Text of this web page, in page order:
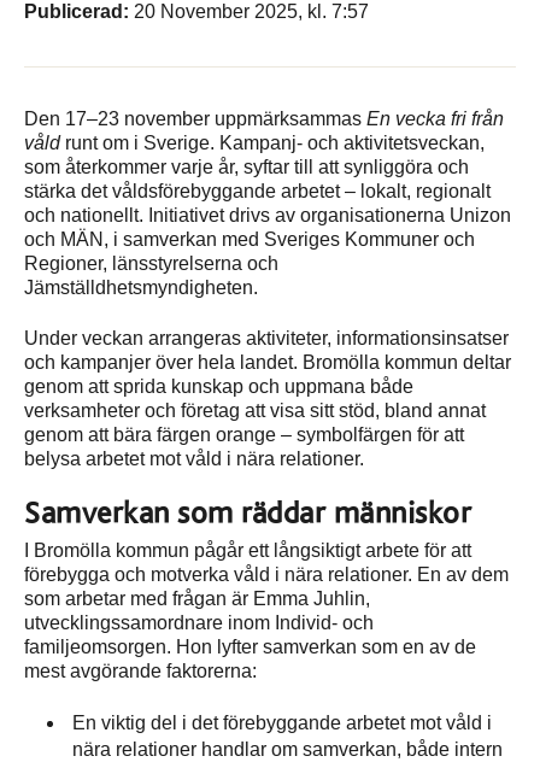
Publicerad: 20 November 2025, kl. 7:57
Den 17–23 november uppmärksammas En vecka fri från
våldrunt om i Sverige. Kampanj- och aktivitetsveckan,
som återkommer varje år, syftar till att synliggöra och
stärka det våldsförebyggande arbetet – lokalt, regionalt
och nationellt. Initiativet drivs av organisationerna Unizon
och MÄN, i samverkan med Sveriges Kommuner och
Regioner, länsstyrelserna och
Jämställdhetsmyndigheten.
Under veckan arrangeras aktiviteter, informationsinsatser
och kampanjer över hela landet. Bromölla kommun deltar
genom att sprida kunskap och uppmana både
verksamheter och företag att visa sitt stöd, bland annat
genom att bära färgen orange – symbolfärgen för att
belysa arbetet mot våld i nära relationer.
Samverkan som räddar människor
I Bromölla kommun pågår ett långsiktigt arbete för att
förebygga och motverka våld i nära relationer. En av dem
som arbetar med frågan är Emma Juhlin,
utvecklingssamordnare inom Individ- och
familjeomsorgen. Hon lyfter samverkan som en av de
mest avgörande faktorerna:
En viktig del i det förebyggande arbetet mot våld i
nära relationer handlar om samverkan, både intern